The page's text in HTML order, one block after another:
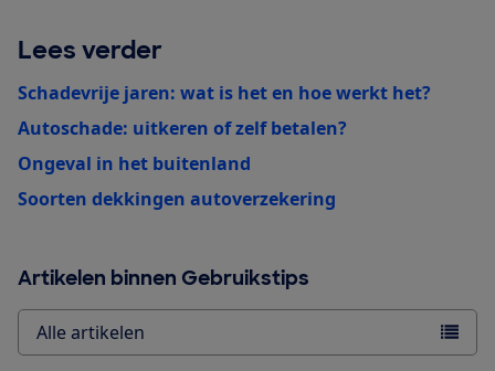
Lees verder
Schadevrije jaren: wat is het en hoe werkt het?
Autoschade: uitkeren of zelf betalen?
Ongeval in het buitenland
Soorten dekkingen autoverzekering
Artikelen binnen Gebruikstips
Alle artikelen